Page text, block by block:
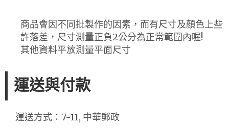
商品會因不同批製作的因素，而有尺寸及顏色上些
許落差，尺寸測量正負2公分為正常範圍內喔!
其他資料平放測量平面尺寸
運送與付款
運送方式：7-11, 中華郵政